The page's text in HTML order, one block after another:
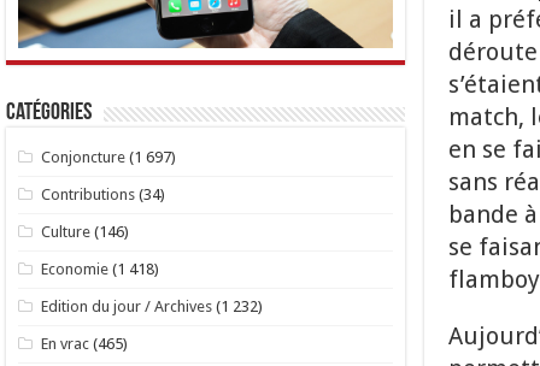
il a
déroute
match,
en se
sans
bande
se
Catégories
Conjoncture (1 697)
Contributions (34)
Culture (146)
Economie (1 418)
Edition du jour / Archives (1 232)
En vrac (465)